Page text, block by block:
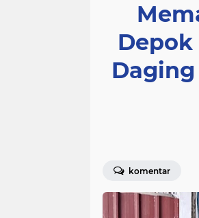
komentar